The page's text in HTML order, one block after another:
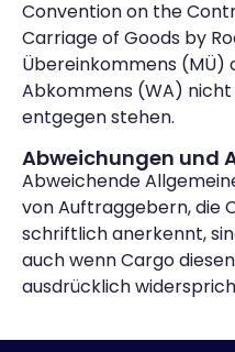
Convention on the
Carriage of Goods by
Übereinkommens (MÜ)
Abkommens (WA) nicht
entgegen stehen.
Abweichungen und
Abweichende
von Auftraggebern, die
schriftlich anerkennt,
auch wenn Cargo
ausdrücklich